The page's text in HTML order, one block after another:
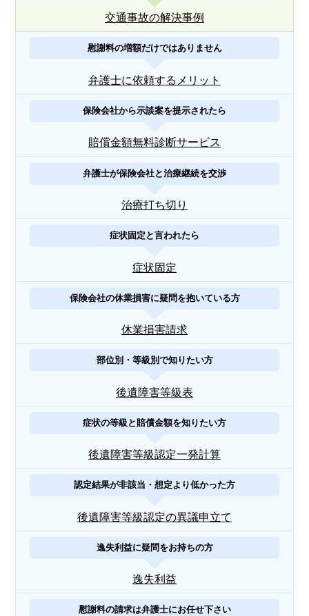
交通事故の解決事例
慰謝料の増額だけではありません
弁護士に依頼するメリット
保険会社から示談案を提示されたら
賠償金額無料診断サービス
弁護士が保険会社と治療継続を交渉
治療打ち切り
症状固定と言われたら
症状固定
保険会社の休業損害に疑問を抱いている方
休業損害請求
部位別・等級別で知りたい方
後遺障害等級表
症状の等級と賠償金額を知りたい方
後遺障害等級認定一発計算
認定結果が非該当・想定より低かった方
後遺障害等級認定の異議申立て
逸失利益に疑問をお持ちの方
逸失利益
慰謝料の請求は弁護士にお任せ下さい